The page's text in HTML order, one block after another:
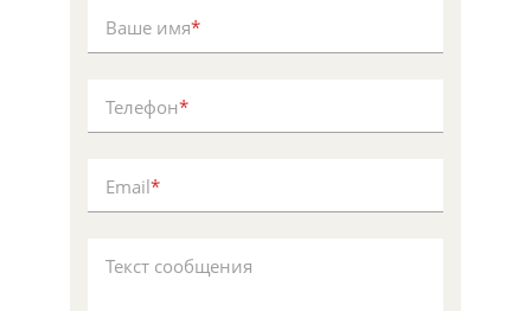
Ваше имя*
Телефон*
Email*
Текст сообщения